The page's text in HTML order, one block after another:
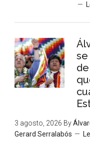
se
3 agosto, 2026 By
Gerard Serralabós